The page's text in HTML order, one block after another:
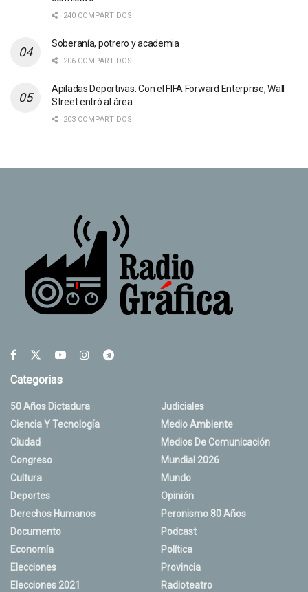
240 COMPARTIDOS
Soberanía, potrero y academia
206 COMPARTIDOS
Apiladas Deportivas: Con el FIFA Forward Enterprise, Wall
Street entró al área
203 COMPARTIDOS
Categorias
50 Años Dictadura
Ciencia Y Tecnología
Ciudad
Congreso
Cultura
Deportes
Derechos Humanos
Documento
Economía
Elecciones
Elecciones 2021
Judiciales
Medio Ambiente
Medios De Comunicación
Mundial 2026
Mundo
Opinión
Peronismo 80 Años
Podcast
Política
Provincia
Radioteatro